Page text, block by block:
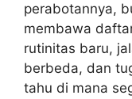
perabotannya,
membawa
rutinitas baru,
berbeda, dan
tahu di mana